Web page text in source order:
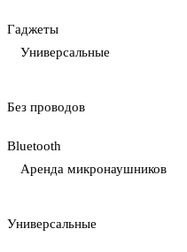
Гаджеты
Универсальные
Без проводов
Bluetooth
Аренда микронаушников
Универсальные